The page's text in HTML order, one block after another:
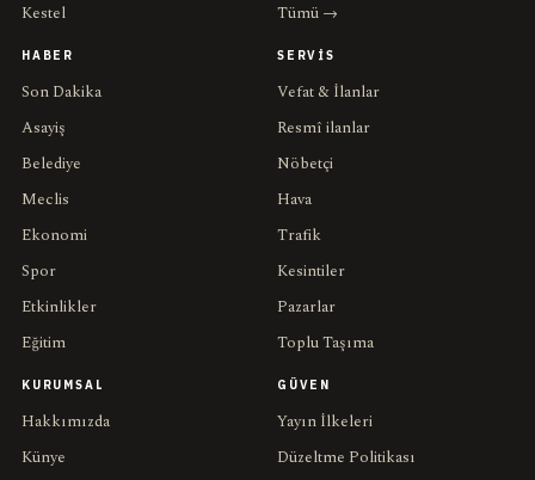
Kestel
Tümü →
HABER
Son Dakika
Asayiş
Belediye
Meclis
Ekonomi
Spor
Etkinlikler
Eğitim
SERVIS
Vefat & İlanlar
Resmî ilanlar
Nöbetçi
Hava
Trafik
Kesintiler
Pazarlar
Toplu Taşıma
KURUMSAL
Hakkımızda
Künye
GÜVEN
Yayın İlkeleri
Düzeltme Politikası